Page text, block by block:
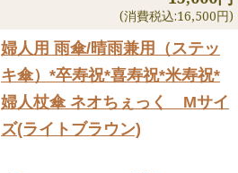
(消費税込:16,500円)
婦人用 雨傘/晴雨兼用（ステッ
キ傘） *卒寿祝*喜寿祝*米寿祝*
婦人杖傘 ネオちぇっく Mサイ
ズ(ライトブラウン)